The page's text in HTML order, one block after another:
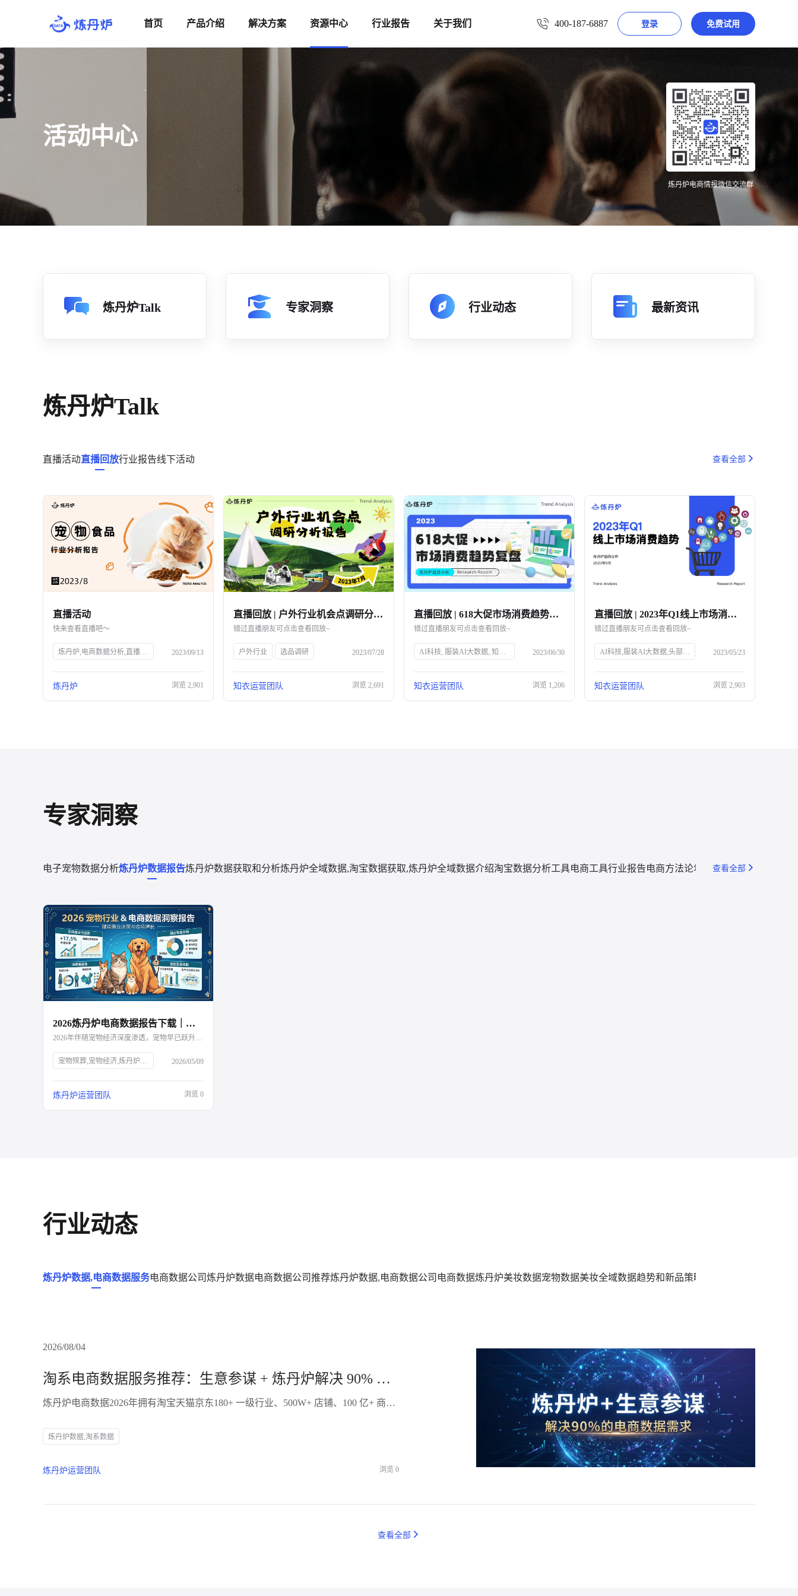
首页 产品介绍 解决方案 资源中心 行业报告 关于我们 400-187-6887 登录 免费试用
活动中心
炼丹炉电商情报微信交流群
炼丹炉Talk 专家洞察 行业动态 最新资讯
炼丹炉Talk
直播活动直播回放行业报告线下活动 查看全部
直播活动
快来查看直播吧～
炼丹炉,电商数据分析,直播行业解读,宠物行业解读,知衣科技,AI大数据,服装AI 2023/09/13
炼丹炉 浏览 2,901
直播回放 | 户外行业机会点调研分析报告解读
错过直播朋友可点击查看回放~
户外行业 选品调研 2023/07/28
知衣运营团队 浏览 2,691
直播回放 | 618大促市场消费趋势复盘解读
错过直播朋友可点击查看回放~
AI科技, 服装AI大数据, 知衣科技, 头部企业, 人工智能, 服装行业, 数据分析, 技术创新, 智能解决方案, 时尚技术 2023/06/30
知衣运营团队 浏览 1,206
直播回放 | 2023年Q1线上市场消费趋势解读
错过直播朋友可点击查看回放~
AI科技,服装AI大数据,头部企业,知衣科技,官网SEO 2023/05/23
知衣运营团队 浏览 2,903
专家洞察
电子宠物数据分析炼丹炉数据报告炼丹炉数据获取和分析炼丹炉全域数据,淘宝数据获取,炼丹炉全域数据介绍淘宝数据分析工具电商工具行业报告电商方法论年度回顾
查看全部
2026炼丹炉电商数据报告下载｜宠物殡葬行业洞察
2026年伴随宠物经济深度渗透，宠物早已跃升为家庭情感陪伴的重要角色，生命周期末端的身后事需求随之快速觉醒。专业化、人性化、仪式感的宠物殡葬服务逐步走向大众视野，衍生出殡葬服务、纪念用品、无害化处理等多元细分赛道。当小众需求走向大众化消费，冷门服务迎来规范化浪潮，宠物殡葬赛道正在经历怎样的变革？又将为消费市场与商业布局带来哪些全新增量与挑战？近日，「炼丹炉大数据」发布了《宠物殡葬行业报告》，市场现状、消费特征与商业模式，深入拆解宠物殡葬行业发展全貌，读懂养宠人群的情感需求，看清宠物殡葬行业的增长逻辑与发展走向。
宠物殡葬,宠物经济,炼丹炉大数据,宠物火葬珠宝,定制艺术品,数字化升级,材质升级,功能融合,异宠殡葬,宠物安葬用品,宠物祭祀用品,宠物身体纪念品 2026/05/09
炼丹炉运营团队 浏览 0
行业动态
炼丹炉数据,电商数据服务电商数据公司炼丹炉数据电商数据公司推荐炼丹炉数据,电商数据公司 电商数据炼丹炉美妆数据宠物数据美妆全域数据趋势和新品策略
2026/08/04
淘系电商数据服务推荐：生意参谋 + 炼丹炉解决 90% 的需求
炼丹炉电商数据2026年拥有淘宝天猫京东180+ 一级行业、500W+ 店铺、100 亿+ 商品数据。炼丹炉+生意参谋是高性价比的数据获取和分析组合。生意参谋解决"看自己",炼丹炉解决"看市场、选赛道、做新品、跨平台对比"。本文系统讲清楚"淘系数据分析的核心需求、4 大功能模块、5 步选型法、4 大应用场景",帮淘系商家建立完整的数据工具组合。
炼丹炉数据,淘系数据
炼丹炉运营团队 浏览 0
查看全部